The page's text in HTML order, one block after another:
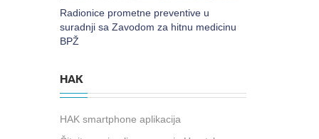
Radionice prometne preventive u
suradnji sa Zavodom za hitnu medicinu
BPŽ
HAK
HAK smartphone aplikacija